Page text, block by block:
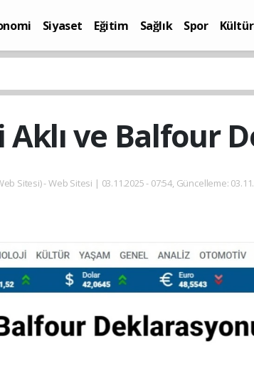
Siyaset Eğitim Sağlık Spor
ve Balfour
Sitesi) - Web Sitesi | 03.11.2025 - 07:54, Güncelleme: